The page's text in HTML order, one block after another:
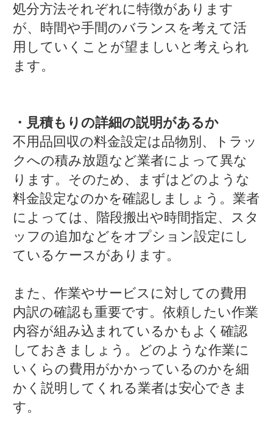
処分方法それぞれに特徴があります
が、時間や手間のバランスを考えて活
用していくことが望ましいと考えられ
ます。
・見積もりの詳細の説明があるか
不用品回収の料金設定は品物別、トラッ
クへの積み放題など業者によって異な
ります。そのため、まずはどのような
料金設定なのかを確認しましょう。業者
によっては、階段搬出や時間指定、スタ
ッフの追加などをオプション設定にし
ているケースがあります。
また、作業やサービスに対しての費用
内訳の確認も重要です。依頼したい作業
内容が組み込まれているかもよく確認
しておきましょう。どのような作業に
いくらの費用がかかっているのかを細
かく説明してくれる業者は安心できま
す。